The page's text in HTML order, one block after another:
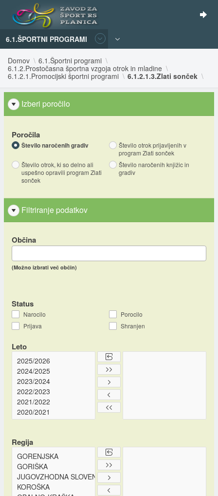
6.1.ŠPORTNI PROGRAMI
Domov
6.1.Športni programi
6.1.2.Prostočasna športna vzgoja otrok in mladine
6.1.2.1.Promocijski športni programi
6.1.2.1.3.Zlati sonček
Izberi poročilo
Poročila
Število naročenih gradiv
Število otrok prijavljenih v
program Zlati sonček
Število otrok, ki so delno ali
uspešno opravili program Zlati
sonček
Število naročenih knjižic in
gradiv
Filtriranje podatkov
Občina
(Možno izbrati več občin)
Status
Narocilo
Porocilo
Prijava
Shranjen
Leto
Regija